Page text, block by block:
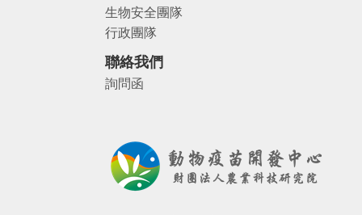
生物安全團隊
行政團隊
聯絡我們
詢問函